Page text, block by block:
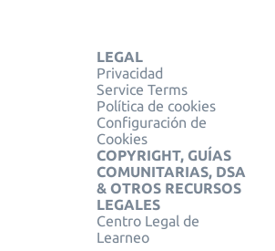
LEGAL
Privacidad
Service Terms
Política de cookies
Configuración de
Cookies
COPYRIGHT, GUÍAS
COMUNITARIAS, DSA
& OTROS RECURSOS
LEGALES
Centro Legal de
Learneo